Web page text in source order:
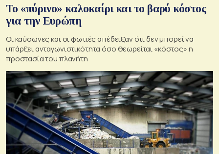
Το «πύρινο» καλοκαίρι και το βαρύ κόστος
για την Ευρώπη
Οι καύσωνες και οι φωτιές απέδειξαν ότι δεν μπορεί να
υπάρξει ανταγωνιστικότητα όσο θεωρείται «κόστος» η
προστασία του πλανήτη